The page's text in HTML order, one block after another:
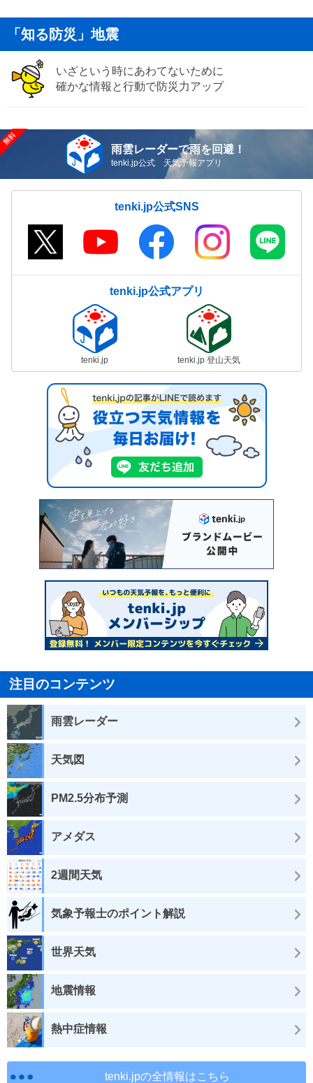
「知る防災」地震
いざという時にあわてないために
確かな情報と行動で防災力アップ
雨雲レーダーで雨を回避！
tenki.jp公式 天気予報アプリ
tenki.jp公式SNS
tenki.jp公式アプリ
tenki.jp tenki.jp 登山天気
注目のコンテンツ
雨雲レーダー
天気図
PM2.5分布予測
アメダス
2週間天気
気象予報士のポイント解説
世界天気
地震情報
熱中症情報
tenki.jpの全情報はこちら